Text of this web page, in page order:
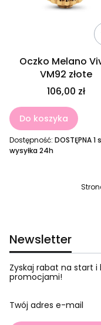
Oczko Melano
VM92 złote
106,00 zł
Do koszyka
Dostępność: DOSTĘPNA 1
wysyłka 24h
Newsletter
Zyskaj rabat na start
promocjami!
Twój adres e-mail